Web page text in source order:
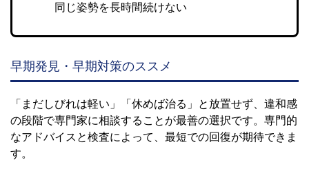
同じ姿勢を長時間続けない
早期発見・早期対策のススメ
「まだしびれは軽い」「休めば治る」と放置せず、違和感
の段階で専門家に相談することが最善の選択です。専門的
なアドバイスと検査によって、最短での回復が期待できま
す。